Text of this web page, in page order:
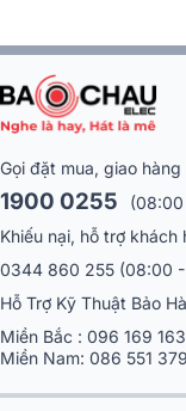
Gọi đặt mua, giao
1900 0255
Khiếu nại, hỗ trợ khách
0344 860 255 (08:00
Hỗ Trợ Kỹ Thuật Bảo
Miền Bắc : 096 169
Miền Nam: 086 551